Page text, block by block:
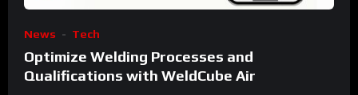
News Tech
Optimize Welding Processes and
Qualifications with WeldCube Air